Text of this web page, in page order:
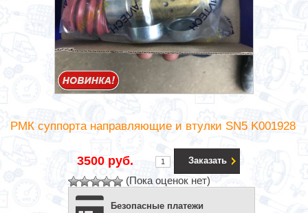
РМК суппорта направляющие и втулки SN5 K001928
3500 руб. Заказать
(Пока оценок нет)
Безопасные платежи